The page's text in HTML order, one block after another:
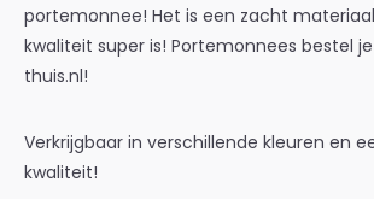
portemonnee! Het is een zacht
kwaliteit super is! Portemonnees bestel
thuis.nl!
Verkrijgbaar in verschillende kleuren en
kwaliteit!